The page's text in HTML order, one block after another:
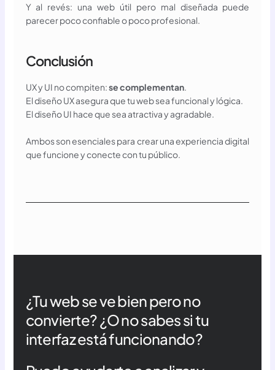
Y al revés: una web útil pero mal diseñada puede
parecer poco confiable o poco profesional.
Conclusión
UX y UI no compiten:se complementan.
El diseño UX asegura que tu web sea funcional y lógica.
El diseño UI hace que sea atractiva y agradable.
Ambos son esenciales para crear una experiencia digital
que funcione y conecte con tu público.
¿Tu web se ve bien pero no
convierte? ¿O no sabes si tu
interfaz está funcionando?